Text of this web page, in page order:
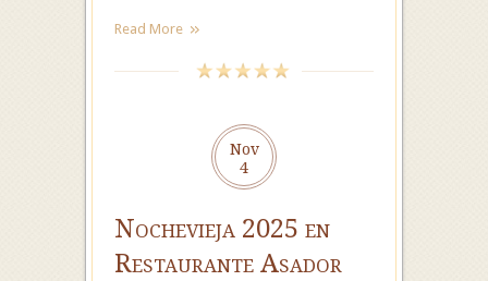
Read More
Nov
4
Nochevieja 2025 en
Restaurante Asador